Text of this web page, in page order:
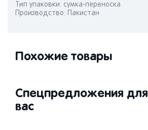
Тип упаковки: сумка-переноска
Производство: Пакистан
Похожие товары
Спецпредложения для
вас